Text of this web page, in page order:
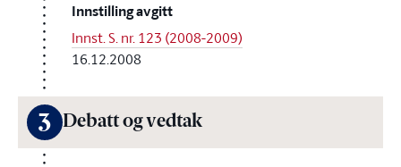
Innstilling avgitt
Innst. S. nr. 123 (2008-2009)
16.12.2008
3 Debatt og vedtak